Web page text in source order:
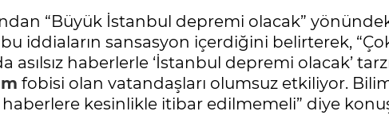
“Büyük İstanbul depremi olacak”
iddiaların sansasyon içerdiğini belirterek,
asılsız haberlerle ‘İstanbul depremi olacak’ tarzı
fobisi olan vatandaşları olumsuz etkiliyor.
kesinlikle itibar edilmemeli” diye